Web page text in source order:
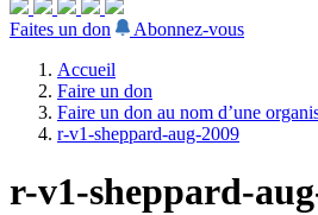
Faites un don
Abonnez-vous
Accueil
Faire un don
Faire un don au nom d’une
r-v1-sheppard-aug-2009
r-v1-sheppard-